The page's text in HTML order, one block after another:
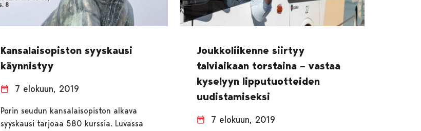
Kansalaisopiston syyskausi
käynnistyy
7 elokuun, 2019
Porin seudun kansalaisopiston alkava
syyskausi tarjoaa 580 kurssia. Luvassa
Joukkoliikenne siirtyy
talviaikaan torstaina – vastaa
kyselyyn lipputuotteiden
uudistamiseksi
7 elokuun, 2019